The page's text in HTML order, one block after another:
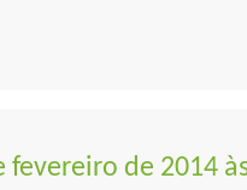
fevereiro de 2014